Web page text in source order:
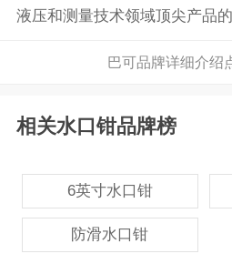
液压和测量技术领域顶尖产品
巴可品牌详细介绍
相关水口钳品牌榜
6英寸水口钳
防滑水口钳